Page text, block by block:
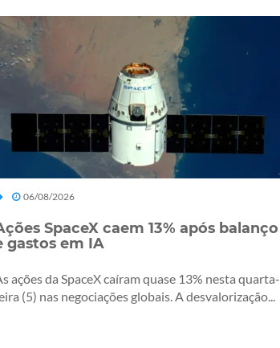
06/08/2026
SpaceX caem 13% após balanço
gastos em IA
ações da SpaceX caíram quase 13% nesta quarta-
(5) nas negociações globais. A desvalorização...